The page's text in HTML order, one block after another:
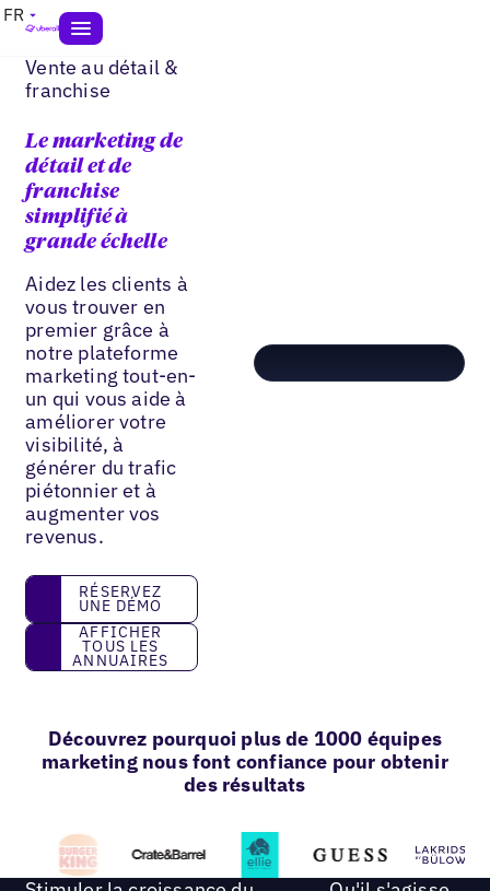
FR
Vente au détail &
franchise
Le marketing de
détail et de
franchise
simplifié à
grande échelle
Aidez les clients à
vous trouver en
premier grâce à
notre plateforme
marketing tout-en-
un qui vous aide à
améliorer votre
visibilité, à
générer du trafic
piétonnier et à
augmenter vos
revenus.
réservez une démo
RÉSERVEZ
UNE DÉMO
Afficher tous les annuaires
AFFICHER
TOUS LES
ANNUAIRES
Découvrez pourquoi plus de 1000 équipes
marketing nous font confiance pour obtenir
des résultats